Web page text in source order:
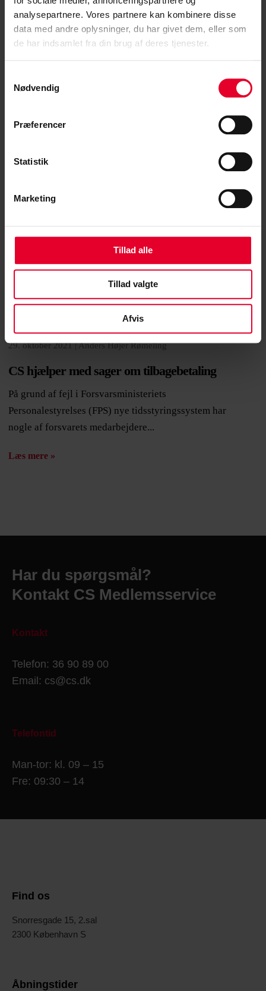
analysepartnere. Vores partnere kan kombinere disse
data med andre oplysninger, du har givet dem, eller som
de har indsamlet fra din brug af deres tjenester.
Nødvendig
Præferencer
Statistik
Marketing
Tillad alle
Tillad valgte
Afvis
Guineabugtens pirater
I slutningen af oktober stævner fregatten ESBERN
29. oktober 2021 |Anders Højer Rømeling
CS hjælper med sager om tilbagebetaling
På grund af fejl i Forsvarsministeriets
Personalestyrelses (FPS) nye tidsstyringssystem har
nogle af forsvarets medarbejdere...
Læs mere »
Har du spørgsmål?
Kontakt CS Medlemsservice
Kontakt
Telefon: 36 90 89 00
Email: cs@cs.dk
Telefontid
Man-tor: kl. 09 – 15
Fre: 09:30 – 14
Find os
Snorresgade 15, 2.sal
2300 København S
Åbningstider